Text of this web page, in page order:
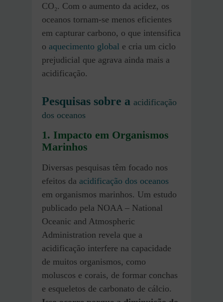
CO₂. Com o aumento da acidez, os
oceanos tornam-se menos eficientes
em capturar carbono, o que intensifica
o aquecimento global e cria um ciclo
prejudicial que agrava ainda mais a
acidificação.
Pesquisas sobre a acidificação
dos oceanos
1. Impacto em Organismos
Marinhos
Diversas pesquisas têm focado nos
efeitos da acidificação dos oceanos
em organismos marinhos. Um estudo
publicado pela NOAA – National
Oceanic and Atmospheric
Administration revela que a
acidificação interfere na capacidade
de muitos organismos, como
moluscos e corais, de formar conchas
e esqueletos de carbonato de cálcio.